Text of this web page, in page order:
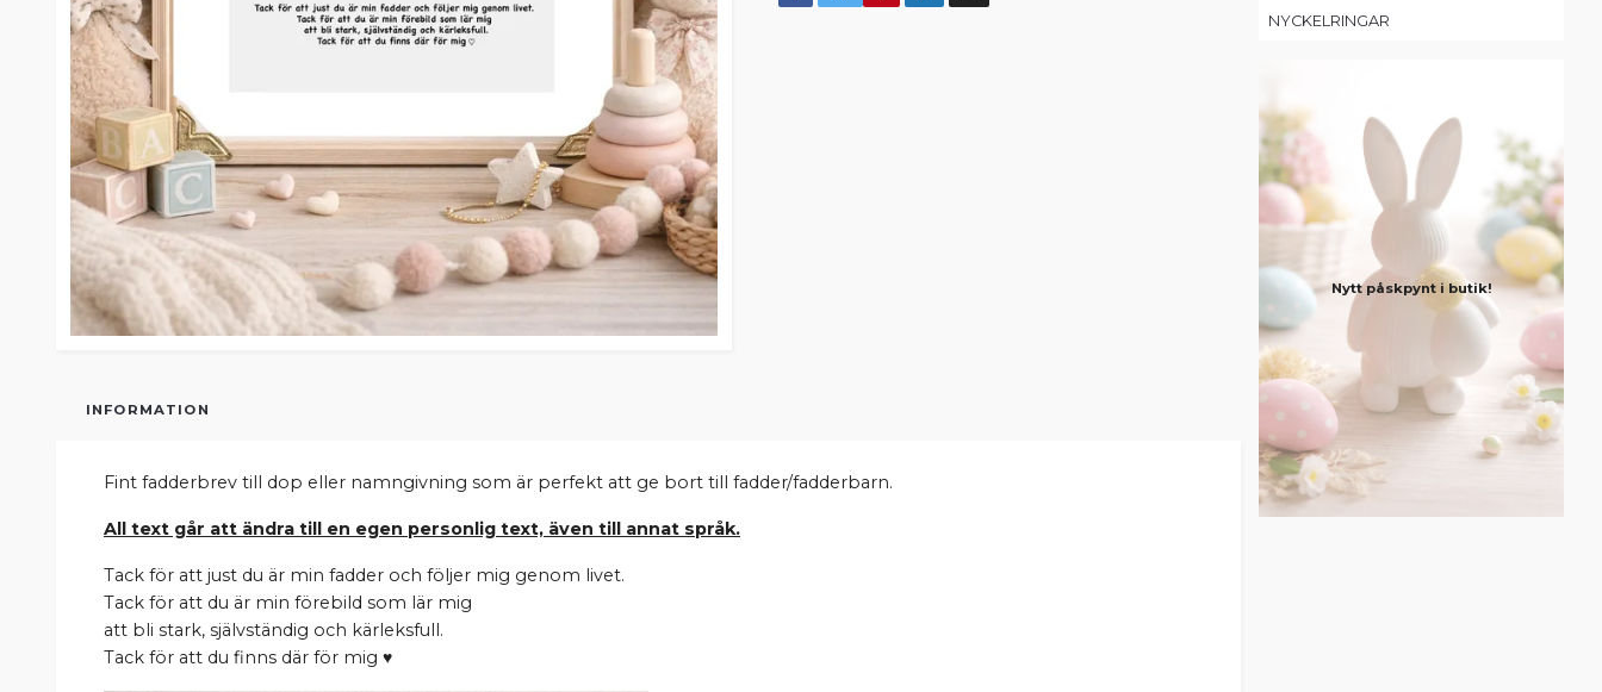
NYCKELRINGAR
Nytt påskpynt i butik!
INFORMATION
Fint fadderbrev till dop eller namngivning som är perfekt att ge bort till fadder/fadderbarn.
All text går att ändra till en egen personlig text, även till annat språk.
Tack för att just du är min fadder och följer mig genom livet.
Tack för att du är min förebild som lär mig
att bli stark, självständig och kärleksfull.
Tack för att du finns där för mig ♥